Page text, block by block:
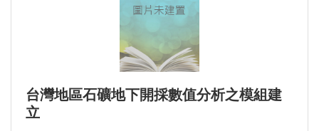
台灣地區石礦地下開採數值分析之模組建
立